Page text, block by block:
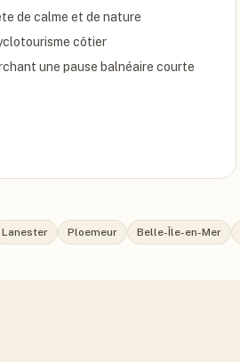
de calme et de nature
côtier
une pause balnéaire courte
Lanester Ploemeur Belle-Île-en-Mer